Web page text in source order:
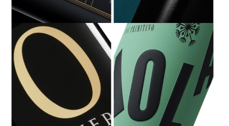
FILO DOC TERRA D'OTRANTO -
NEGROAMARO RISERVA 2021 - 1,5 L
MENHIR SALICE SALENTINO DOC
RISERVA - NEGROAMARO 2021 - 750